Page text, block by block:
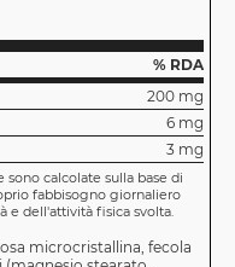
% RDA
200 mg
6 mg
3 mg
calcolate sulla base di
fabbisogno giornaliero
e dell'attività fisica svolta.
microcristallina, fecola